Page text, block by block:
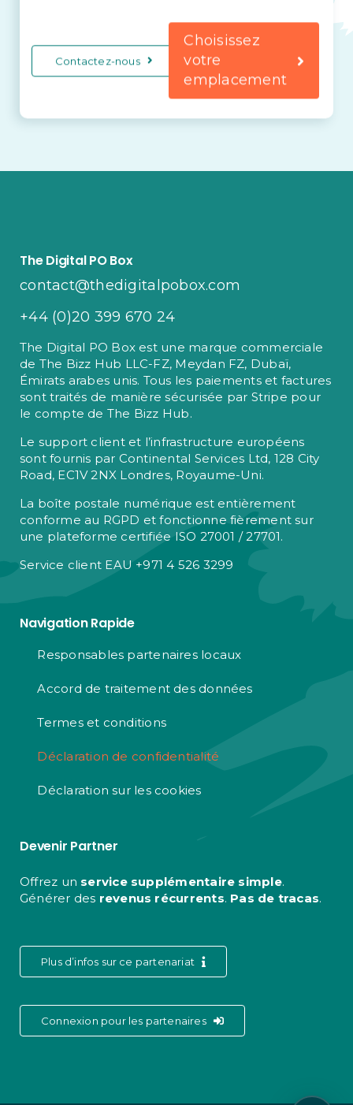
Contactez-nous
Choisissez
votre
emplacement
The Digital PO Box
contact@thedigitalpobox.com
+44 (0)20 399 670 24
The Digital PO Box est une marque commerciale
de The Bizz Hub LLC-FZ, Meydan FZ, Dubaï,
Émirats arabes unis. Tous les paiements et factures
sont traités de manière sécurisée par Stripe pour
le compte de The Bizz Hub.
Le support client et l’infrastructure européens
sont fournis par Continental Services Ltd, 128 City
Road, EC1V 2NX Londres, Royaume-Uni.
La boîte postale numérique est entièrement
conforme au RGPD et fonctionne fièrement sur
une plateforme certifiée ISO 27001 / 27701.
Service client EAU +971 4 526 3299
Navigation Rapide
Responsables partenaires locaux
Accord de traitement des données
Termes et conditions
Déclaration de confidentialité
Déclaration sur les cookies
Devenir Partner
Offrez un service supplémentaire simple.
Générer des revenus récurrents. Pas de tracas.
Plus d’infos sur ce partenariat
Connexion pour les partenaires